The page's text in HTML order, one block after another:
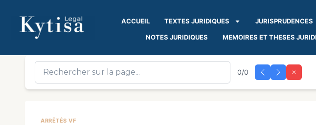
ACCUEIL TEXTES JURIDIQUES JURISPRUDENCES
NOTES JURIDIQUES MEMOIRES ET THESES
0/0
ARRÊTÉS VF